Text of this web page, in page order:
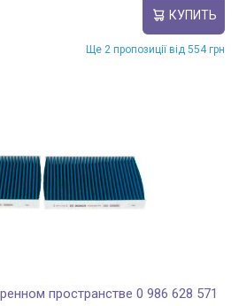
КУПИТЬ
Ще 2 пропозиції від 554 грн
пространстве 0 986 628 571